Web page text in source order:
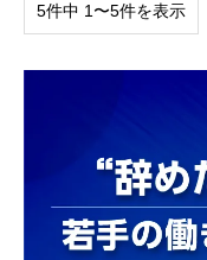
5件中 1〜5件を表示